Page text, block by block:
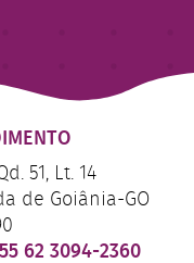
51, Lt. 14
de Goiânia-GO
62 3094-2360